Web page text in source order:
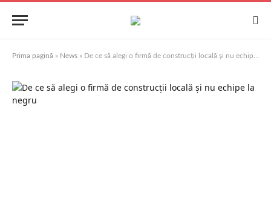
Prima pagină » News » De ce să alegi o firmă de construcții locală și nu echipe la negru